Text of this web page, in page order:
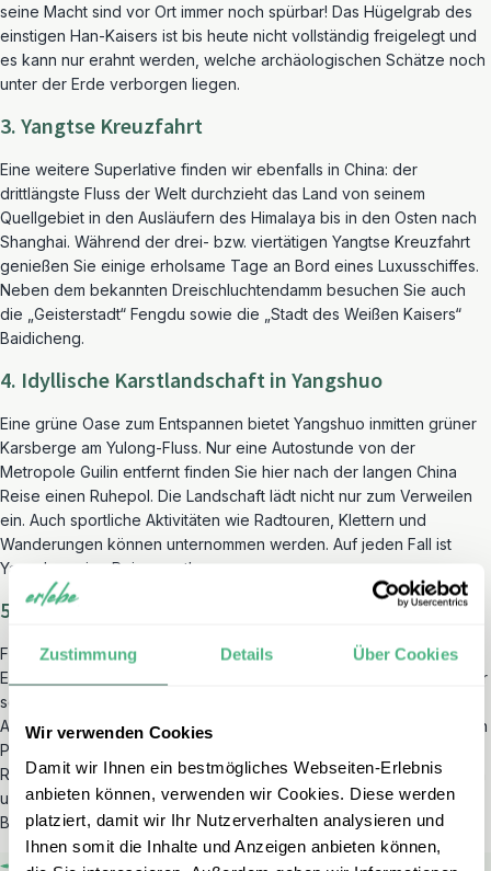
Zustimmung Details Über Cookies
Wir verwenden Cookies
Damit wir Ihnen ein bestmögliches Webseiten-Erlebnis
anbieten können, verwenden wir Cookies. Diese werden
platziert, damit wir Ihr Nutzerverhalten analysieren und
Ihnen somit die Inhalte und Anzeigen anbieten können,
seine Macht sind vor Ort immer noch spürbar! Das Hügelgrab des
einstigen Han-Kaisers ist bis heute nicht vollständig freigelegt und
es kann nur erahnt werden, welche archäologischen Schätze noch
unter der Erde verborgen liegen.
3. Yangtse Kreuzfahrt
Eine weitere Superlative finden wir ebenfalls in China: der
drittlängste Fluss der Welt durchzieht das Land von seinem
Quellgebiet in den Ausläufern des Himalaya bis in den Osten nach
Shanghai. Während der drei- bzw. viertätigen Yangtse Kreuzfahrt
genießen Sie einige erholsame Tage an Bord eines Luxusschiffes.
Neben dem bekannten Dreischluchtendamm besuchen Sie auch
die „Geisterstadt“ Fengdu sowie die „Stadt des Weißen Kaisers“
Baidicheng.
4. Idyllische Karstlandschaft in Yangshuo
Eine grüne Oase zum Entspannen bietet Yangshuo inmitten grüner
Karsberge am Yulong-Fluss. Nur eine Autostunde von der
Metropole Guilin entfernt finden Sie hier nach der langen China
Reise einen Ruhepol. Die Landschaft lädt nicht nur zum Verweilen
ein. Auch sportliche Aktivitäten wie Radtouren, Klettern und
Wanderungen können unternommen werden. Auf jeden Fall ist
Yangshuo eine Reise wert!
5. Tibetisches Flair in Zhongdian
Für die Autonome Region Tibet benötigen Sie eine spezielle
Einreisegenehmigung. Wer ohne weiteren Aufwand tibetisches Flair
schnuppern will, besucht das im Hochland gelegene Zhongdian.
Auch bekannt als Shangrila beherbergt das Städtchen den „kleinen
Potala Palast“ – das Ebenbild der großen Potala Palastes in Lhasa.
Radeln Sie hier auf dem Drahtesel durch die gemächlichen Straßen
und genießen Sie während Ihrer Pause einen warmen Milchtee mit
Blick auf die Ausläufer des majestätischen Himalayas.